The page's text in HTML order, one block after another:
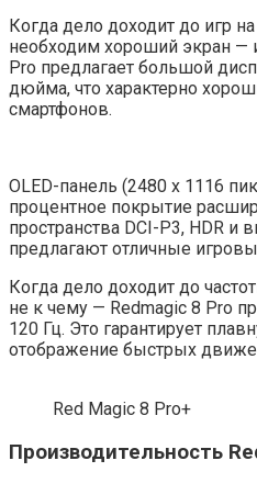
Когда дело доходит до игр
необходим хороший экран —
Pro предлагает большой
дюйма, что характерно
смартфонов.
OLED-панель (2480 x 1116
процентное покрытие
пространства DCI-P3, HDR и
предлагают отличные
Когда дело доходит до
не к чему — Redmagic 8 Pro
120 Гц. Это гарантирует
отображение быстрых
Red Magic 8 Pro+
Производительность